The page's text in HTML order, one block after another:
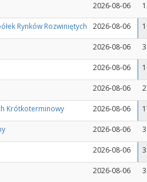
2026-08-06
Rynków Rozwiniętych 2026-08-06
2026-08-06
2026-08-06
2026-08-06
Krótkoterminowy 2026-08-06
2026-08-06
2026-08-06
2026-08-06